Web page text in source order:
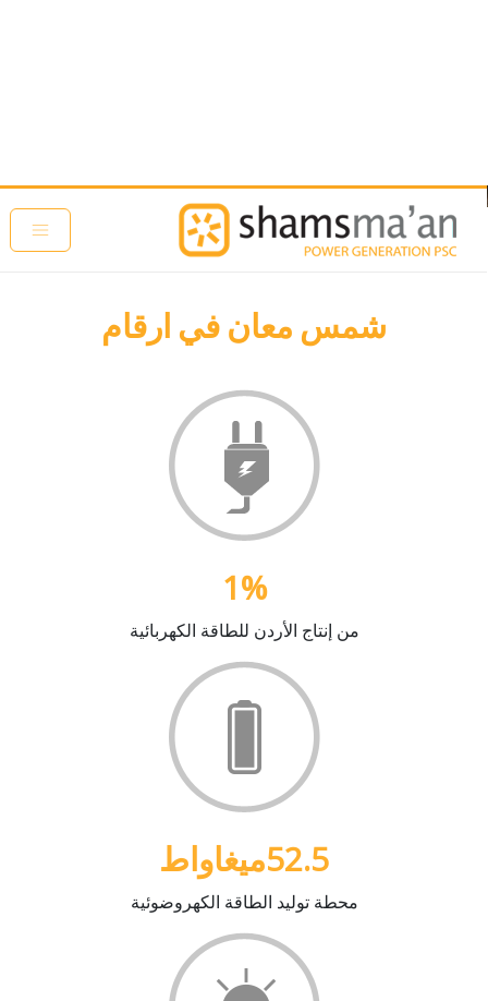
شمس معان في ارقام
1%
من إنتاج الأردن للطاقة الكهربائية
52.5ميغاواط
محطة توليد الطاقة الكهروضوئية